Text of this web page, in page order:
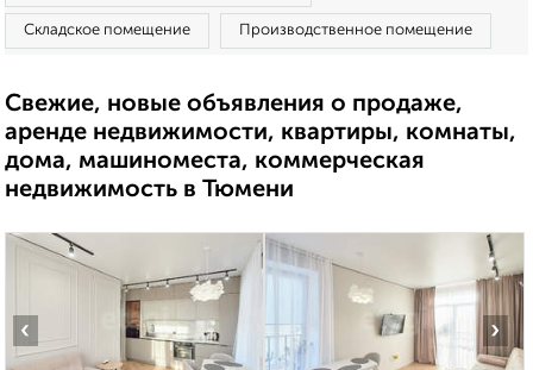
Складское помещение Производственное помещение
Свежие, новые объявления о продаже,
аренде недвижимости, квартиры, комнаты,
дома, машиноместа, коммерческая
недвижимость в Тюмени
‹ ›